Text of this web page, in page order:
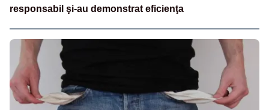
responsabil şi-au demonstrat eficienţa